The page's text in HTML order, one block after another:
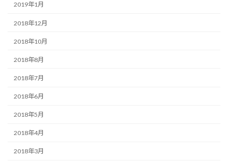
2019年1月
2018年12月
2018年10月
2018年8月
2018年7月
2018年6月
2018年5月
2018年4月
2018年3月